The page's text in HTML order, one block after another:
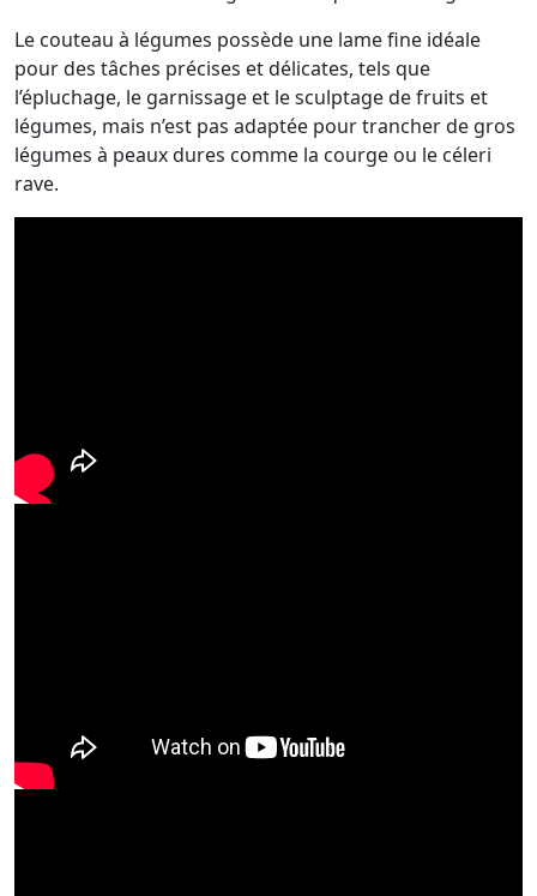
Le couteau à légumes possède une lame fine idéale
pour des tâches précises et délicates, tels que
l’épluchage, le garnissage et le sculptage de fruits et
légumes, mais n’est pas adaptée pour trancher de gros
légumes à peaux dures comme la courge ou le céleri
rave.